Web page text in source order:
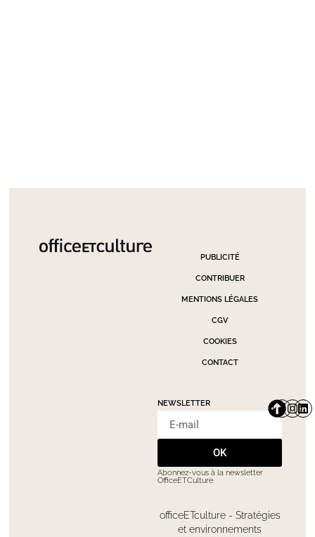
PUBLICITÉ
CONTRIBUER
MENTIONS LÉGALES
CGV
COOKIES
CONTACT
NEWSLETTER
OK
Abonnez-vous à la newsletter
OfficeETCulture
officeETculture - Stratégies
et environnements